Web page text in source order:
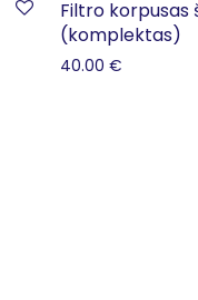
Filtro korpusas
(komplektas)
40.00 €